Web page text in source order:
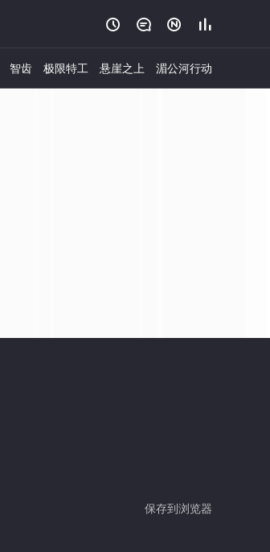
   
智齿 极限特工 悬崖之上 湄公河行动
保存到浏览器